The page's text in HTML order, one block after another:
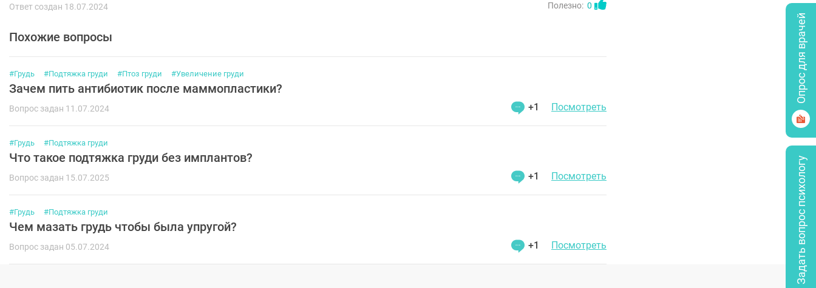
Ответ создан 18.07.2024 Полезно: 0
Похожие вопросы
#Грудь #Подтяжка груди #Птоз груди #Увеличение груди
Зачем пить антибиотик после маммопластики?
Вопрос задан 11.07.2024 +1 Посмотреть
#Грудь #Подтяжка груди
Что такое подтяжка груди без имплантов?
Вопрос задан 15.07.2025 +1 Посмотреть
#Грудь #Подтяжка груди
Чем мазать грудь чтобы была упругой?
Вопрос задан 05.07.2024 +1 Посмотреть
Опрос для врачей
Задать вопрос психологу